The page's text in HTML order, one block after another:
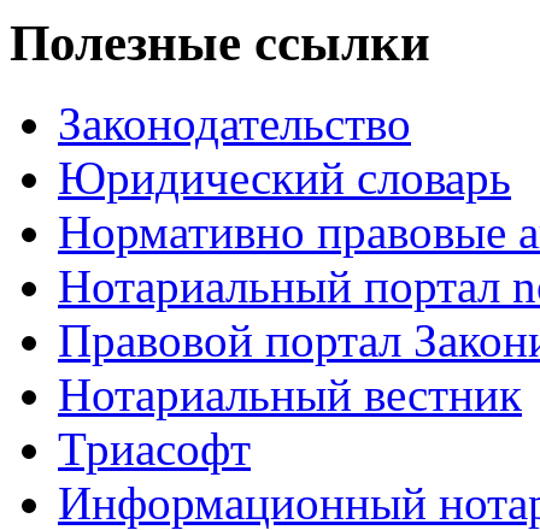
Полезные ссылки
Законодательство
Юридический словарь
Нормативно правовые
Нотариальный портал
Правовой портал
Нотариальный вестник
Триасофт
Информационный